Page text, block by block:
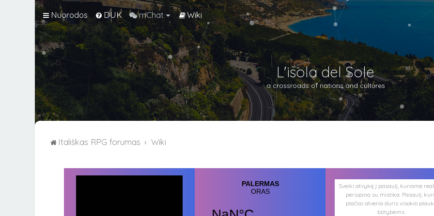
Nuorodos DUK mChat Wiki
L'isola del Sole
a crossroads of nations and cultures
Itališkas RPG forumas Wiki
Sveiki atvykę į pasaulį, kuriame
persipina su mistika. Pasaulį,
plačiai atveria duris visokio
būtybėms.